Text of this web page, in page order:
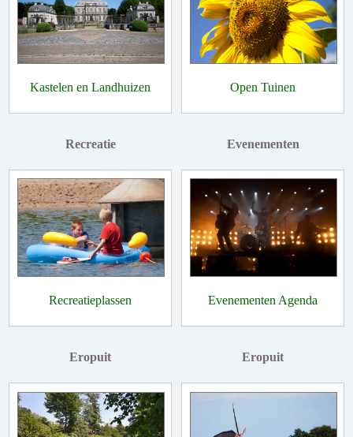
Kastelen en Landhuizen Open Tuinen
Recreatie
Recreatieplassen
Evenementen
Evenementen Agenda
Eropuit Eropuit